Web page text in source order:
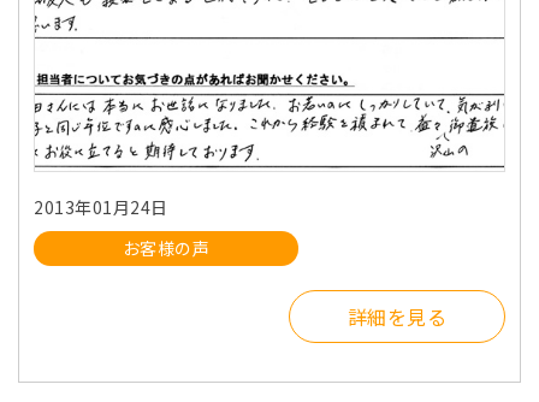
2013年01月24日
お客様の声
詳細を見る